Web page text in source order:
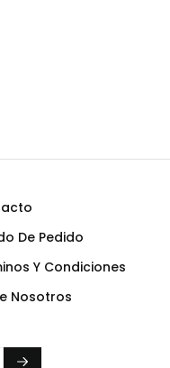
De Pedido
Y Condiciones
Nosotros